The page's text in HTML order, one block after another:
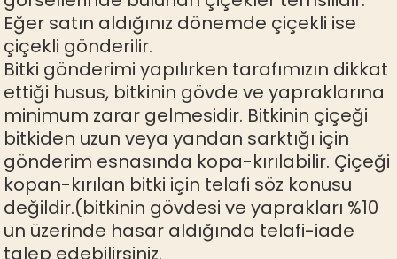
Eğer satın aldığınız dönemde çiçekli ise
çiçekli gönderilir.
Bitki gönderimi yapılırken tarafımızın dikkat
ettiği husus, bitkinin gövde ve yapraklarına
minimum zarar gelmesidir. Bitkinin çiçeği
bitkiden uzun veya yandan sarktığı için
gönderim esnasında kopa-kırılabilir. Çiçeği
kopan-kırılan bitki için telafi söz konusu
değildir.(bitkinin gövdesi ve yaprakları %10
un üzerinde hasar aldığında telafi-iade
talep edebilirsiniz.